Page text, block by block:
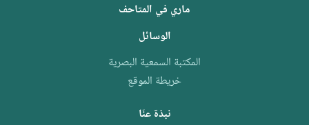
ماري في المتاحف
الوسائل
المكتبة السمعية البصرية
خريطة الموقع
نبذة عنّا